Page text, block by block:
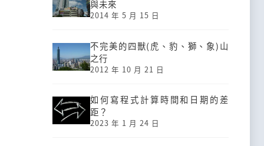
與未來
2014 年 5 月 15 日
不完美的四獸(虎、豹、獅、象)山
之行
2012 年 10 月 21 日
如何寫程式計算時間和日期的差
距？
2023 年 1 月 24 日